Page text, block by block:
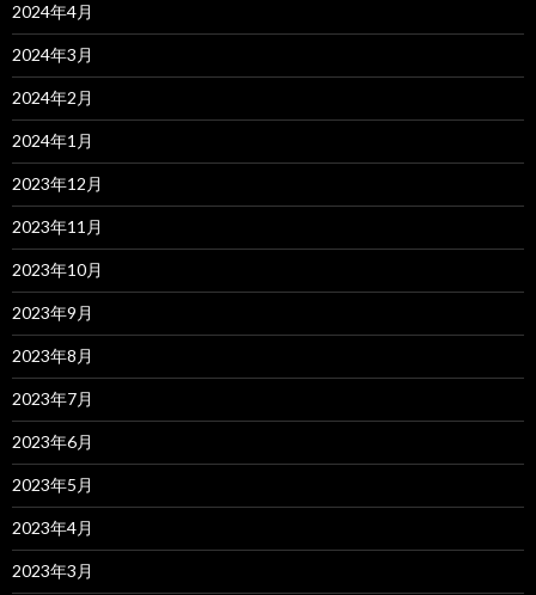
2024年4月
2024年3月
2024年2月
2024年1月
2023年12月
2023年11月
2023年10月
2023年9月
2023年8月
2023年7月
2023年6月
2023年5月
2023年4月
2023年3月